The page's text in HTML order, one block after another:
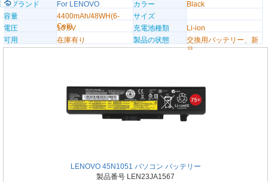
のブランド
For LENOVO カラー
Black
容量
4400mAh/48WH(6-
Cell)
サイズ
電圧
10.8V 充電池種類
Li-ion
可用
在庫有り 製品の状態
交換用バッテリー、新
品
LENOVO 45N1051 パソコン バッテリー
製品番号 LEN23JA1567